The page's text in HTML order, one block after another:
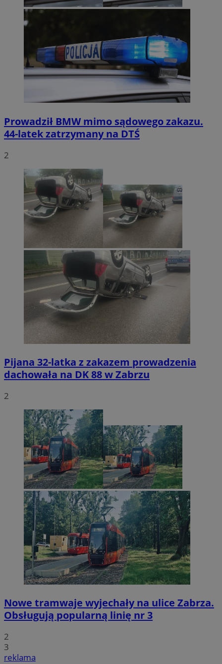
Prowadził BMW mimo sądowego zakazu.
44-latek zatrzymany na DTŚ
2
Pijana 32-latka z zakazem prowadzenia
dachowała na DK 88 w Zabrzu
2
Nowe tramwaje wyjechały na ulice Zabrza.
Obsługują popularną linię nr 3
2
3
reklama